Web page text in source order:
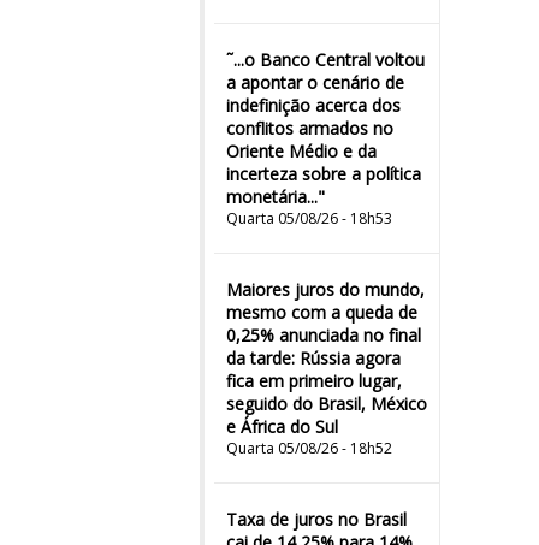
˜...o Banco Central voltou
a apontar o cenário de
indefinição acerca dos
conflitos armados no
Oriente Médio e da
incerteza sobre a política
monetária..."
Quarta 05/08/26 - 18h53
Maiores juros do mundo,
mesmo com a queda de
0,25% anunciada no final
da tarde: Rússia agora
fica em primeiro lugar,
seguido do Brasil, México
e África do Sul
Quarta 05/08/26 - 18h52
Taxa de juros no Brasil